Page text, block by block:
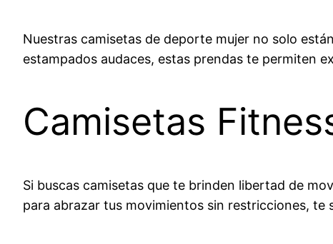
Nuestras camisetas de deporte mujer no solo
estampados audaces, estas prendas te permiten
Camisetas
Si buscas camisetas que te brinden libertad de
para abrazar tus movimientos sin restricciones,